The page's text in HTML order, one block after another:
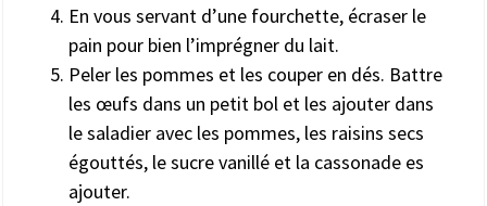
En vous servant d’une fourchette, écraser le
pain pour bien l’imprégner du lait.
Peler les pommes et les couper en dés. Battre
les œufs dans un petit bol et les ajouter dans
le saladier avec les pommes, les raisins secs
égouttés, le sucre vanillé et la cassonade es
ajouter.